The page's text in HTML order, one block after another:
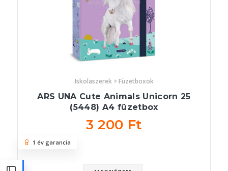
Iskolaszerek > Füzetboxok
ARS UNA Cute Animals Unicorn 25
(5448) A4 füzetbox
3 200 Ft
1 év garancia